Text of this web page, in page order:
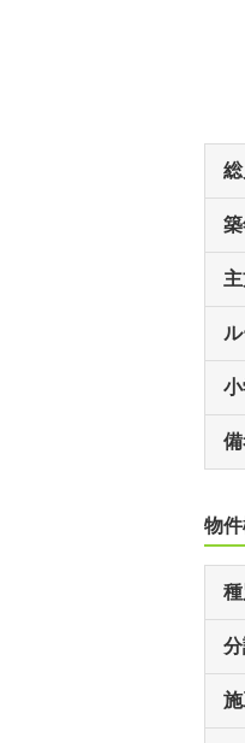
築
物
種